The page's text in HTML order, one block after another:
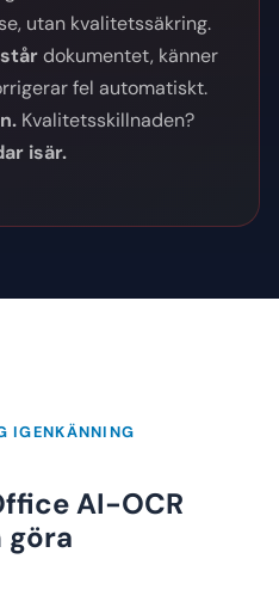
utan kvalitetssäkring.
dokumentet, känner
fel automatiskt.
Kvalitetsskillnaden?
isär.
IGENKÄNNING
AI-OCR
göra